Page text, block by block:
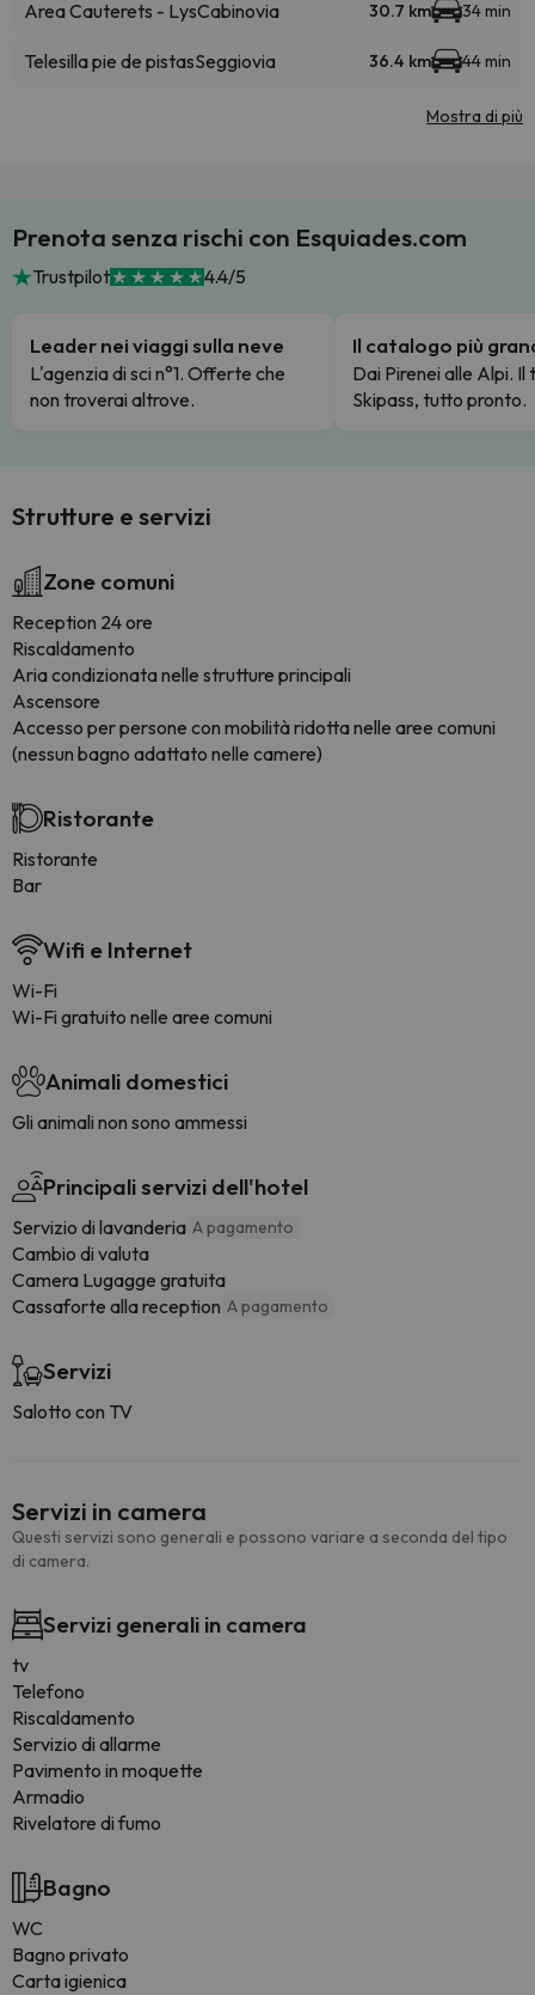
Area Cauterets - LysCabinovia 30.7 km 34 min
Telesilla pie de pistasSeggiovia 36.4 km 44 min
Mostra di più
Prenota senza rischi con Esquiades.com
Trustpilot 4.4/5
Leader nei viaggi sulla neve
L'agenzia di sci n°1. Offerte che
non troverai altrove.
Il catalogo più
Dai Pirenei alle Alpi. Il
Skipass, tutto pronto.
Strutture e servizi
Zone comuni
Reception 24 ore
Riscaldamento
Aria condizionata nelle strutture principali
Ascensore
Accesso per persone con mobilità ridotta nelle aree comuni
(nessun bagno adattato nelle camere)
Ristorante
Ristorante
Bar
Wifi e Internet
Wi-Fi
Wi-Fi gratuito nelle aree comuni
Animali domestici
Gli animali non sono ammessi
Principali servizi dell'hotel
Servizio di lavanderia A pagamento
Cambio di valuta
Camera Lugagge gratuita
Cassaforte alla reception A pagamento
Servizi
Salotto con TV
Servizi in camera
Questi servizi sono generali e possono variare a seconda del tipo
di camera.
Servizi generali in camera
tv
Telefono
Riscaldamento
Servizio di allarme
Pavimento in moquette
Armadio
Rivelatore di fumo
Bagno
WC
Bagno privato
Carta igienica